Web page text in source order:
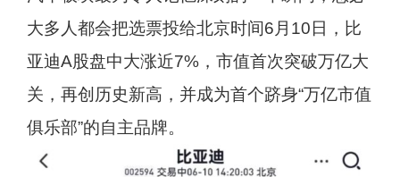
大多人都会把选票投给北京时间6月10日，比
亚迪A股盘中大涨近7%，市值首次突破万亿大
关，再创历史新高，并成为首个跻身“万亿市值
俱乐部”的自主品牌。